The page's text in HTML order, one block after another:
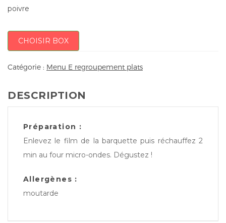
poivre
CHOISIR BOX
Catégorie : Menu E regroupement plats
DESCRIPTION
Préparation :
Enlevez le film de la barquette puis réchauffez 2
min au four micro-ondes. Dégustez !
Allergènes :
moutarde